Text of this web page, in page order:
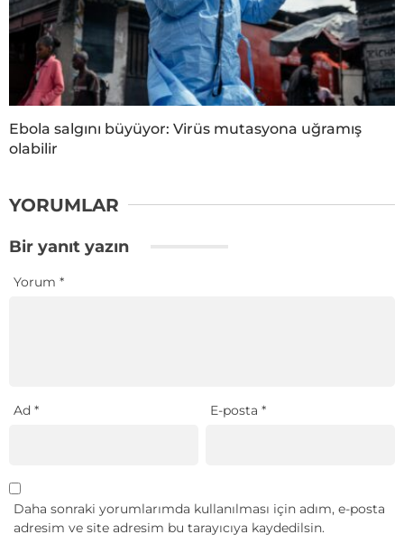
Ebola salgını büyüyor: Virüs mutasyona uğramış
olabilir
YORUMLAR
Bir yanıt yazın
Yorum *
Ad * E-posta*
Daha sonraki yorumlarımda kullanılması için adım, e-posta
adresim ve site adresim bu tarayıcıya kaydedilsin.